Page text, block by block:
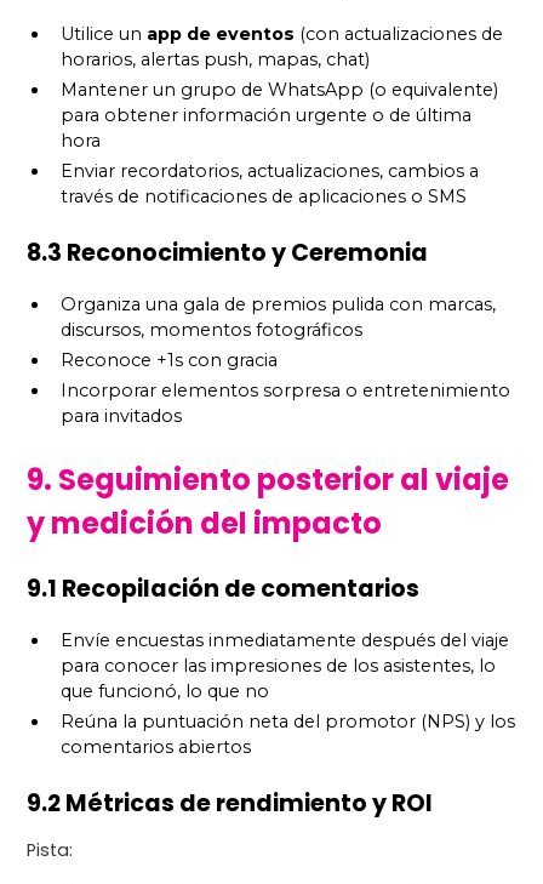
Utilice un app de eventos (con actualizaciones de
horarios, alertas push, mapas, chat)
Mantener un grupo de WhatsApp (o equivalente)
para obtener información urgente o de última
hora
Enviar recordatorios, actualizaciones, cambios a
través de notificaciones de aplicaciones o SMS
8.3 Reconocimiento y Ceremonia
Organiza una gala de premios pulida con marcas,
discursos, momentos fotográficos
Reconoce +1s con gracia
Incorporar elementos sorpresa o entretenimiento
para invitados
9. Seguimiento posterior al viaje
y medición del impacto
9.1 Recopilación de comentarios
Envíe encuestas inmediatamente después del viaje
para conocer las impresiones de los asistentes, lo
que funcionó, lo que no
Reúna la puntuación neta del promotor (NPS) y los
comentarios abiertos
9.2 Métricas de rendimiento y ROI
Pista: